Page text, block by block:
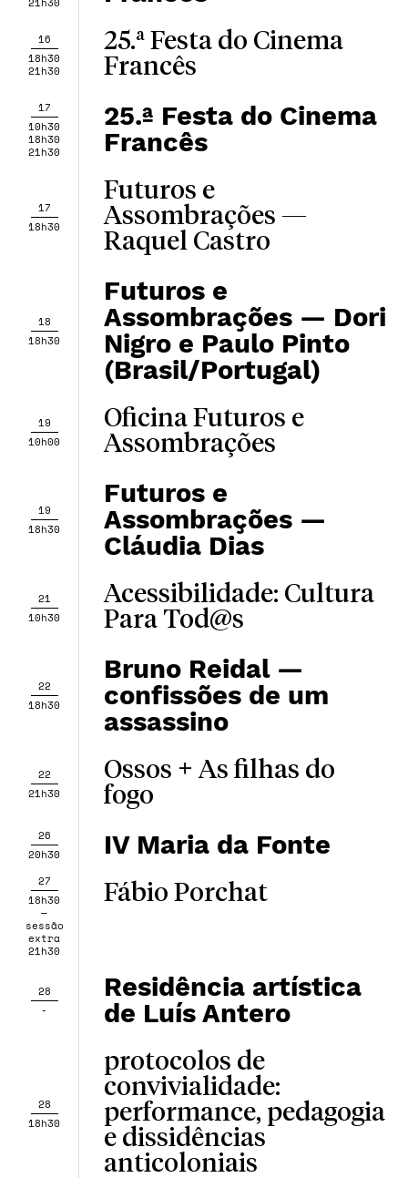
16
18h30
21h30
25.ª Festa do Cinema
Francês
17
10h30
18h30
21h30
25.ª Festa do Cinema
Francês
17
18h30
Futuros e
Assombrações —
Raquel Castro
18
18h30
Futuros e
Assombrações — Dori
Nigro e Paulo Pinto
(Brasil/Portugal)
19
10h00
Oficina Futuros e
Assombrações
19
18h30
Futuros e
Assombrações —
Cláudia Dias
21
10h30
Acessibilidade: Cultura
Para Tod@s
22
18h30
Bruno Reidal —
confissões de um
assassino
22
21h30
Ossos + As filhas do
fogo
26
20h30
IV Maria da Fonte
27
18h30
—
sessão
extra
21h30
Fábio Porchat
28
-
Residência artística
de Luís Antero
28
18h30
protocolos de
convivialidade:
performance, pedagogia
e dissidências
anticoloniais